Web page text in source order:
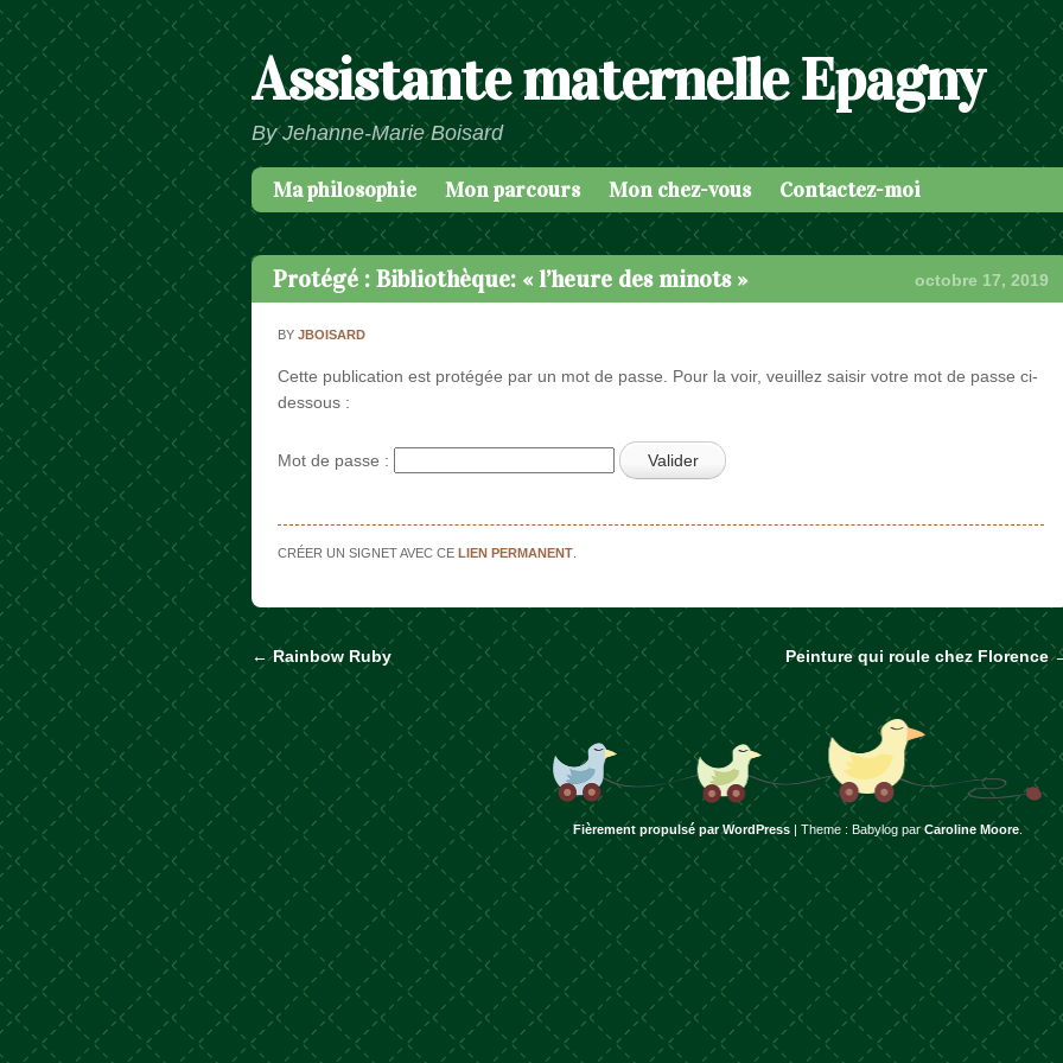
Assistante maternelle Epagny
By Jehanne-Marie Boisard
Menu
Passer au contenu
Ma philosophie Mon parcours Mon chez-vous Contactez-moi
Protégé : Bibliothèque: « l’heure des minots » octobre 17, 2019
BYJBOISARD
Cette publication est protégée par un mot de passe. Pour la voir, veuillez saisir votre mot de passe ci-
dessous :
Mot de passe :
CRÉER UN SIGNET AVEC CELIEN PERMANENT
Naviguer dans les articles
←Rainbow Ruby Peinture qui roule chez Florence
Fièrement propulsé par WordPress Theme : Babylog parCaroline Moore.